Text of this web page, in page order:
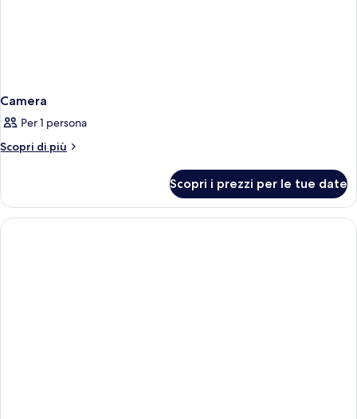
Camera
Per 1 persona
Scopri di più
Altri
Scopri i prezzi per le tue date